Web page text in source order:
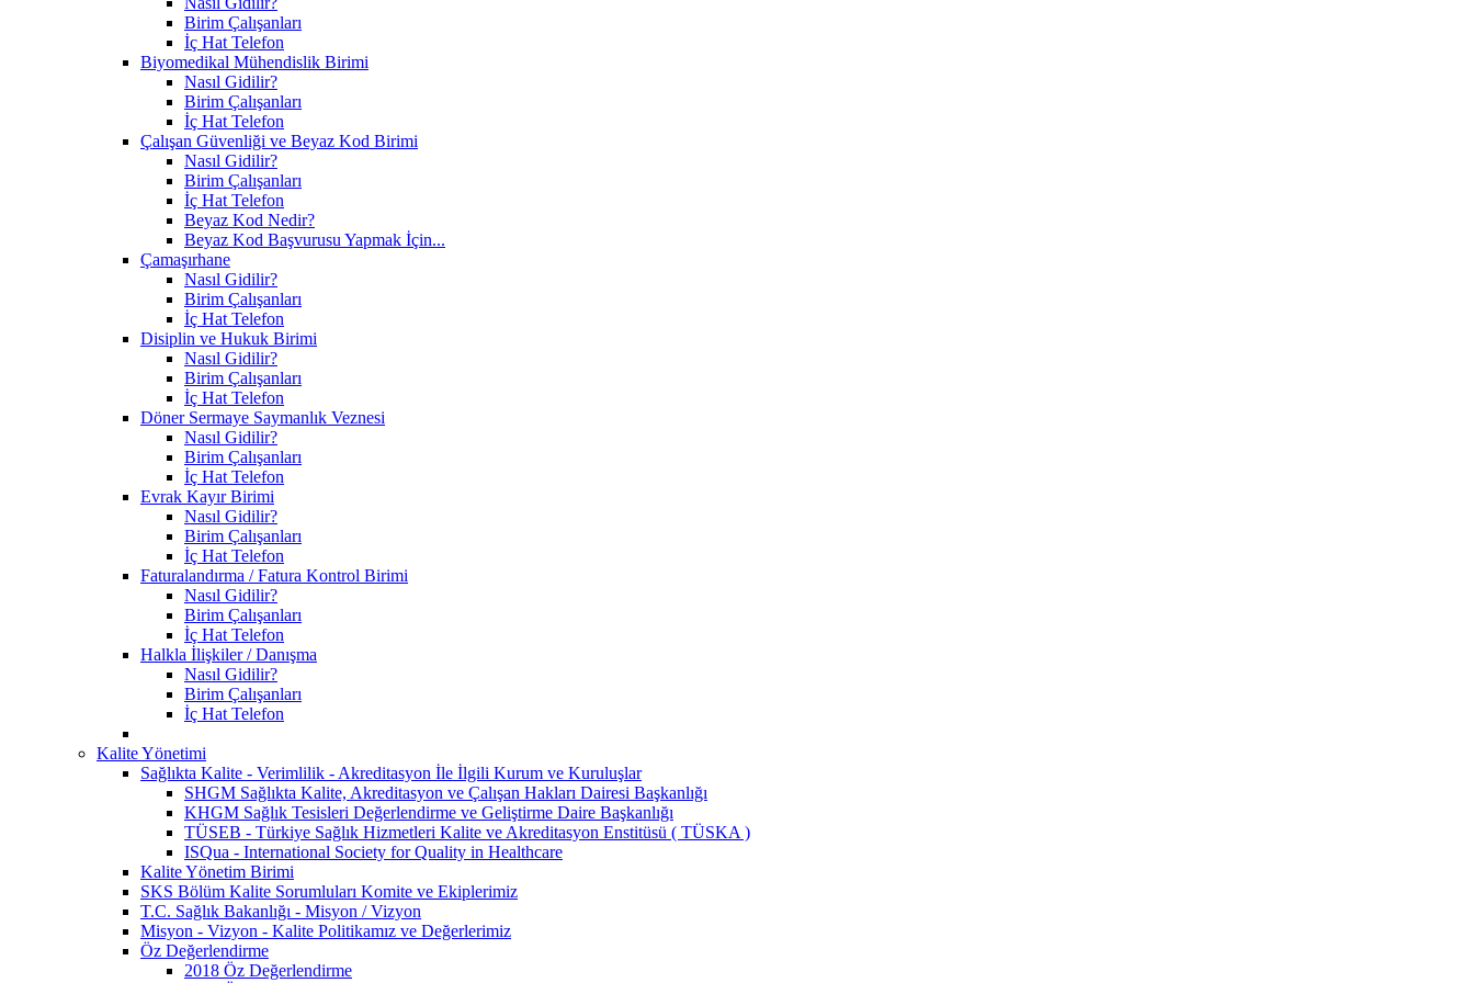
Birim Çalışanları
İç Hat Telefon
Biyomedikal Mühendislik Birimi
Nasıl Gidilir?
Birim Çalışanları
İç Hat Telefon
Çalışan Güvenliği ve Beyaz Kod Birimi
Nasıl Gidilir?
Birim Çalışanları
İç Hat Telefon
Beyaz Kod Nedir?
Beyaz Kod Başvurusu Yapmak İçin...
Çamaşırhane
Nasıl Gidilir?
Birim Çalışanları
İç Hat Telefon
Disiplin ve Hukuk Birimi
Nasıl Gidilir?
Birim Çalışanları
İç Hat Telefon
Döner Sermaye Saymanlık Veznesi
Nasıl Gidilir?
Birim Çalışanları
İç Hat Telefon
Evrak Kayır Birimi
Nasıl Gidilir?
Birim Çalışanları
İç Hat Telefon
Faturalandırma / Fatura Kontrol Birimi
Nasıl Gidilir?
Birim Çalışanları
İç Hat Telefon
Halkla İlişkiler / Danışma
Nasıl Gidilir?
Birim Çalışanları
İç Hat Telefon
Kalite Yönetimi
Sağlıkta Kalite - Verimlilik - Akreditasyon İle İlgili Kurum ve Kuruluşlar
SHGM Sağlıkta Kalite, Akreditasyon ve Çalışan Hakları Dairesi Başkanlığı
KHGM Sağlık Tesisleri Değerlendirme ve Geliştirme Daire Başkanlığı
TÜSEB - Türkiye Sağlık Hizmetleri Kalite ve Akreditasyon Enstitüsü ( TÜSKA )
ISQua - International Society for Quality in Healthcare
Kalite Yönetim Birimi
SKS Bölüm Kalite Sorumluları Komite ve Ekiplerimiz
T.C. Sağlık Bakanlığı - Misyon / Vizyon
Misyon - Vizyon - Kalite Politikamız ve Değerlerimiz
Öz Değerlendirme
2018 Öz Değerlendirme